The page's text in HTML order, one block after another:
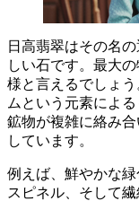
日高翡翠はその名
しい石です。 最大
様と言えるでしょ
ムという元素によ
鉱物が複雑に絡み
しています。
例えば、鮮やかな
スピネル、そして